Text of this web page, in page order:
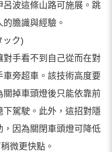
波這條山路可施展。跳
膽識與經驗。
ック)
手看不到自己從而在對
旁超車。該技術高度要
掉車頭燈後只能依靠前
駕駛。此外，這招對隱
因為關閉車頭燈可降低
微更快點。